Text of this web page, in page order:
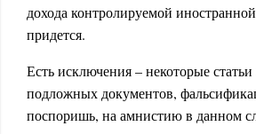
дохода контролируемой
придется.
Есть исключения – некоторые
подложных документов,
поспоришь, на амнистию в данном